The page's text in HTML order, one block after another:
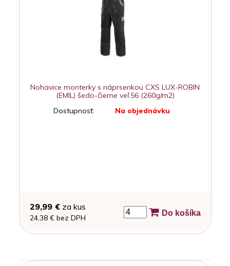
Nohavice monterky s náprsenkou CXS LUX-ROBIN
(EMIL) šedo-čierne veľ.56 (260g/m2)
Dostupnosť:
Na objednávku
29,99 €za kus
24,38 € bez DPH
Do košíka